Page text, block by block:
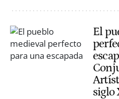
El
siglo